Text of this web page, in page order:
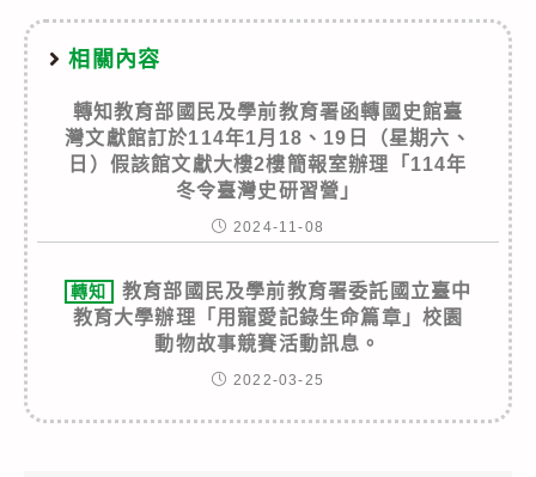
相關內容
轉知教育部國民及學前教育署函轉國史館臺
灣文獻館訂於114年1月18、19日（星期六、
日）假該館文獻大樓2樓簡報室辦理「114年
冬令臺灣史研習營」
2024-11-08
轉知
教育部國民及學前教育署委託國立臺中
教育大學辦理「用寵愛記錄生命篇章」校園
動物故事競賽活動訊息。
2022-03-25